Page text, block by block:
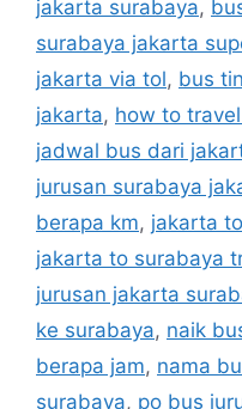
jakarta surabaya,
surabaya jakarta
jakarta via tol, bus
jakarta, how to
jadwal bus dari
jurusan surabaya
berapa km, jakarta
jakarta to surabaya
jurusan jakarta
ke surabaya, naik
berapa jam, nama
surabaya, po bus